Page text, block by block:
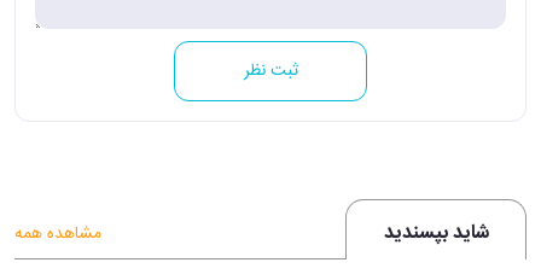
ثبت نظر
شاید بپسندید مشاهده همه